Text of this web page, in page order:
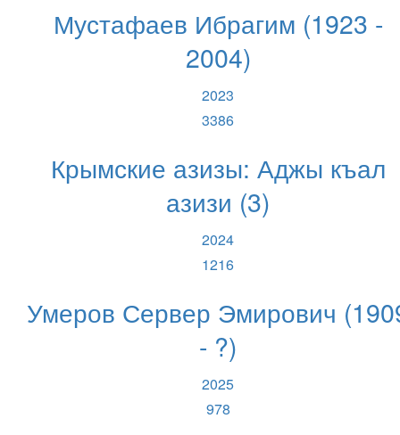
Мустафаев Ибрагим (1923 -
2004)
2023
3386
Крымские азизы: Аджы къал
азизи (3)
2024
1216
Умеров Сервер Эмирович
- ?)
2025
978